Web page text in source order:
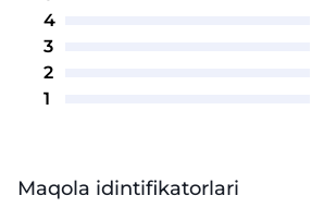
4
3
2
1
Maqola idintifikatorlari